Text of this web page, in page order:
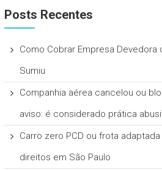
Posts Recentes
Como Cobrar Empresa Devedora
Sumiu
Companhia aérea cancelou ou
aviso: é considerado prática
Carro zero PCD ou frota
direitos em São Paulo